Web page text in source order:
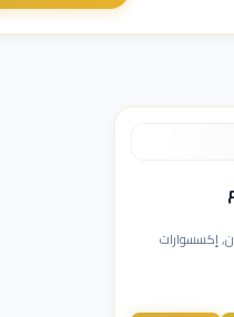
إكسسوارات